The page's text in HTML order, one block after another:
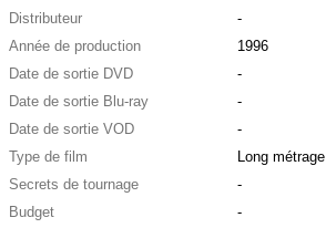
Distributeur
-
Année de production
1996
Date de sortie DVD
-
Date de sortie Blu-ray
-
Date de sortie VOD
-
Type de film
Long métrage
Secrets de tournage
-
Budget
-